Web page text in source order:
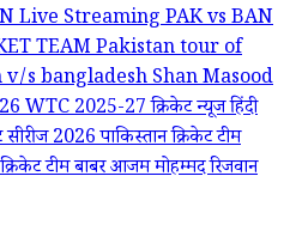
Live StreamingPAK vs BAN
TEAMPakistan tour of
v/s bangladeshShan Masood
WTC 2025-27क्रिकेट न्यूज हिंदी
सीरीज 2026पाकिस्तान क्रिकेट टीम
टीमबाबर आजममोहम्मद रिजवान